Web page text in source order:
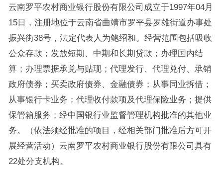
云南罗平农村商业银行股份有限公司成立于1997年04月
15日，注册地位于云南省曲靖市罗平县罗雄街道办事处
振兴街38号，法定代表人为鲍绍和。经营范围包括吸收
公众存款；发放短期、中期和长期贷款；办理国内结
算；办理票据承兑与贴现；代理发行、代理兑付、承销
政府债券；买卖政府债券、金融债券；从事同业拆借；
从事银行卡业务；代理收付款项及代理保险业务；提供
保管箱服务；经中国银行业监督管理机构批准的其他业
务。（依法须经批准的项目，经相关部门批准后方可开
展经营活动）云南罗平农村商业银行股份有限公司具有
22处分支机构。